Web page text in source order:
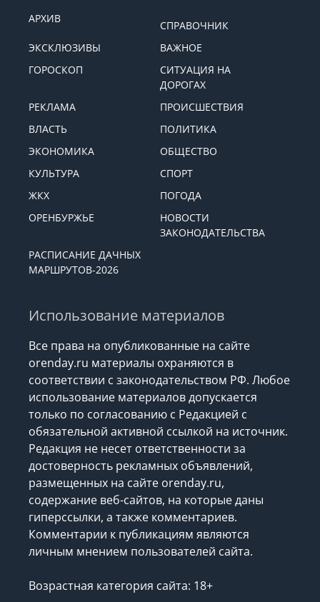
АРХИВ
СПРАВОЧНИК
ЭКСКЛЮЗИВЫ
ВАЖНОЕ
ГОРОСКОП
СИТУАЦИЯ НА
ДОРОГАХ
РЕКЛАМА
ПРОИСШЕСТВИЯ
ВЛАСТЬ
ПОЛИТИКА
ЭКОНОМИКА
ОБЩЕСТВО
КУЛЬТУРА
СПОРТ
ЖКХ
ПОГОДА
ОРЕНБУРЖЬЕ
НОВОСТИ
ЗАКОНОДАТЕЛЬСТВА
РАСПИСАНИЕ ДАЧНЫХ
МАРШРУТОВ-2026
Использование материалов
Все права на опубликованные на сайте
orenday.ru материалы охраняются в
соответствии с законодательством РФ. Любое
использование материалов допускается
только по согласованию с Редакцией с
обязательной активной ссылкой на источник.
Редакция не несет ответственности за
достоверность рекламных объявлений,
размещенных на сайте orenday.ru,
содержание веб-сайтов, на которые даны
гиперссылки, а также комментариев.
Комментарии к публикациям являются
личным мнением пользователей сайта.
Возрастная категория сайта: 18+